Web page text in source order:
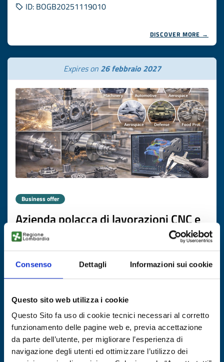
Consenso Dettagli Informazioni sui cookie
Questo sito web utilizza i cookie
Questo Sito fa uso di cookie tecnici necessari al corretto
funzionamento delle pagine web e, previa accettazione
da parte dell’utente, per migliorare l’esperienza di
navigazione degli utenti ed ottimizzare l’utilizzo dei
ID: BOGB20251119010
DISCOVER MORE →
Expires on 26 febbraio 2027
Business offer
Azienda polacca di lavorazioni CNC e
utensileria cerca partner industriali
ID: BOPL20251124010
DISCOVER MORE →
Expires on26 febbraio 2027